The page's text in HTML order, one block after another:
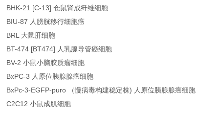
BHK-21 [C-13] 仓鼠肾成纤维细胞
BIU-87 人膀胱移行细胞癌
BRL 大鼠肝细胞
BT-474 [BT474] 人乳腺导管癌细胞
BV-2 小鼠小脑胶质瘤细胞
BxPC-3 人原位胰腺腺癌细胞
BxPc-3-EGFP-puro （慢病毒构建稳定株) 人原位胰腺腺癌细胞
C2C12 小鼠成肌细胞